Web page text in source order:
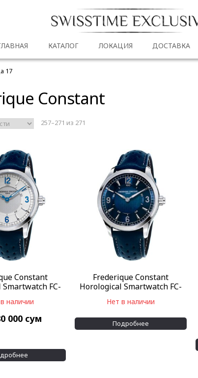
КАТАЛОГ ЛОКАЦИЯ ДОСТАВКА
17
Constant
257–271 из 271
Constant
FC-
наличии
000 сум
Frederique Constant
Horological Smartwatch FC-
Нет в наличии
Подробнее